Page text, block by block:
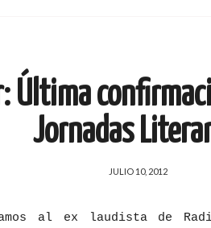
Última
Jornadas
JULIO 10, 2012
al ex laudista de